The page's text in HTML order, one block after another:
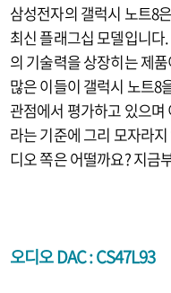
삼성전자의 갤럭시 노트8
최신 플래그십 모델입니
의 기술력을 상장히는 제
많은 이들이 갤럭시 노트8
관점에서 평가하고 있으
라는 기준에 그리 모자라
디오 쪽은 어떨까요? 지금
오디오 DAC :CS47L93